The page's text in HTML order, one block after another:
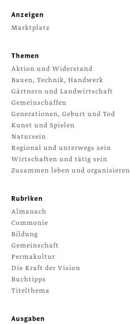
Anzeigen
Marktplatz
Themen
Aktion und Widerstand
Bauen, Technik, Handwerk
Gärtnern und Landwirtschaft
Gemeinschaffen
Generationen, Geburt und Tod
Kunst und Spielen
Natursein
Regional und unterwegs sein
Wirtschaften und tätig sein
Zusammen leben und organisieren
Rubriken
Almanach
Commonie
Bildung
Gemeinschaft
Permakultur
Die Kraft der Vision
Buchtipps
Titelthema
Ausgaben